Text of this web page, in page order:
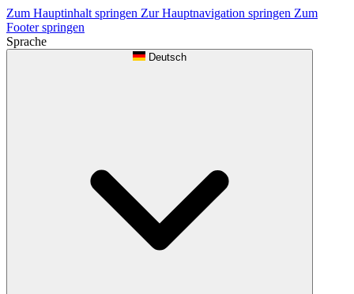
Zum Hauptinhalt springen Zur Hauptnavigation springen Zum
Footer springen
Sprache
Deutsch